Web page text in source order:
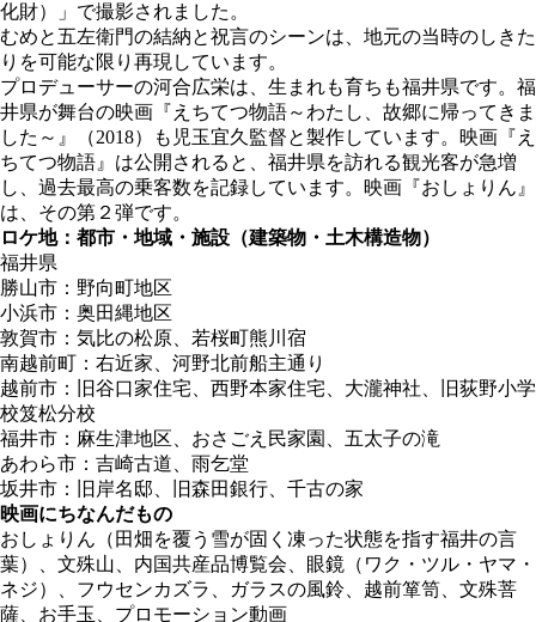
化財）」で撮影されました。
むめと五左衛門の結納と祝言のシーンは、地元の当時のしきた
りを可能な限り再現しています。
プロデューサーの河合広栄は、生まれも育ちも福井県です。福
井県が舞台の映画『えちてつ物語～わたし、故郷に帰ってきま
した～』（2018）も児玉宜久監督と製作しています。映画『え
ちてつ物語』は公開されると、福井県を訪れる観光客が急増
し、過去最高の乗客数を記録しています。映画『おしょりん』
は、その第２弾です。
ロケ地：都市・地域・施設（建築物・土木構造物）
福井県
勝山市：野向町地区
小浜市：奥田縄地区
敦賀市：気比の松原、若桜町熊川宿
南越前町：右近家、河野北前船主通り
越前市：旧谷口家住宅、西野本家住宅、大瀧神社、旧荻野小学
校笈松分校
福井市：麻生津地区、おさごえ民家園、五太子の滝
あわら市：吉崎古道、雨乞堂
坂井市：旧岸名邸、旧森田銀行、千古の家
映画にちなんだもの
おしょりん（田畑を覆う雪が固く凍った状態を指す福井の言
葉）、文殊山、内国共産品博覧会、眼鏡（ワク・ツル・ヤマ・
ネジ）、フウセンカズラ、ガラスの風鈴、越前箪笥、文殊菩
薩、お手玉、プロモーション動画